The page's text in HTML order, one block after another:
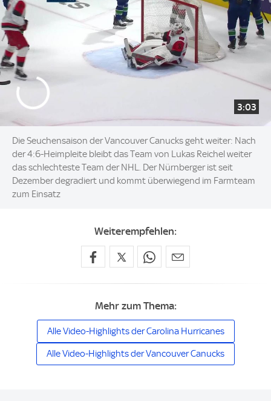
3:03
Die Seuchensaison der Vancouver Canucks geht weiter: Nach
der 4:6-Heimpleite bleibt das Team von Lukas Reichel weiter
das schlechteste Team der NHL. Der Nürnberger ist seit
Dezember degradiert und kommt überwiegend im Farmteam
zum Einsatz
Weiterempfehlen:
Mehr zum Thema:
Alle Video-Highlights der Carolina Hurricanes
Alle Video-Highlights der Vancouver Canucks